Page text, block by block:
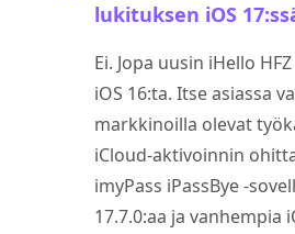
lukituksen iOS
Ei. Jopa uusin iHello
iOS 16:ta. Itse asiassa
markkinoilla olevat
iCloud-aktivoinnin
imyPass iPassBye -
17.7.0:aa ja vanhempia